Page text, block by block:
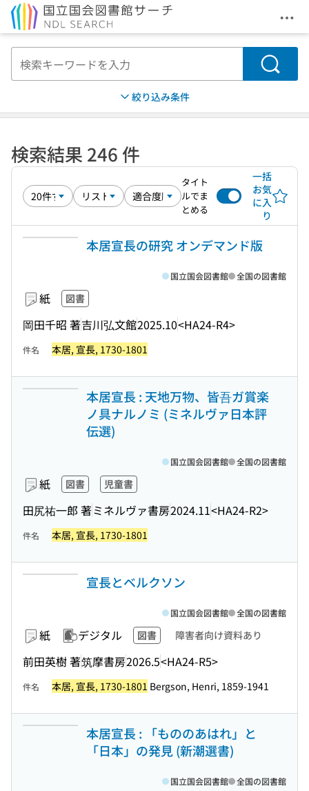
メ
検索
絞り込み条件
検索結果 246 件
タイト
ルでま
とめる
一括
お気
に入
り
本居宣長の研究 オンデマンド版
紙 図書
岡田千昭 著吉川弘文館2025.10<HA24-R4>
国立国会図書館 全国の図書館
件名 本居, 宣長, 1730-1801
本居宣長 : 天地万物、皆吾ガ賞楽
ノ具ナルノミ (ミネルヴァ日本評
伝選)
紙 図書 児童書
田尻祐一郎 著ミネルヴァ書房2024.11<HA24-R2>
国立国会図書館 全国の図書館
件名 本居, 宣長, 1730-1801
宣長とベルクソン
紙 デジタル 図書 障害者向け資料あり
前田英樹 著筑摩書房2026.5<HA24-R5>
国立国会図書館 全国の図書館
件名 本居, 宣長, 1730-1801 Bergson, Henri, 1859-1941
本居宣長 : 「もののあはれ」と
「日本」の発見 (新潮選書)
国立国会図書館 全国の図書館